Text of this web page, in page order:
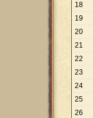
18
19
20
21
22
23
24
25
26